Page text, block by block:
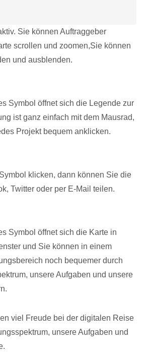
Sie können Auftraggeber
scrollen und zoomen,Sie können
und ausblenden.
Symbol öffnet sich die Legende zur
ist ganz einfach mit dem Mausrad,
Projekt bequem anklicken.
klicken, dann können Sie die
Twitter oder per E-Mail teilen.
Symbol öffnet sich die Karte in
und Sie können in einem
noch bequemer durch
unsere Aufgaben und unsere
viel Freude bei der digitalen Reise
unsere Aufgaben und